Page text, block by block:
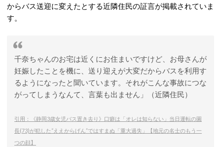
からバス送迎に変えたとする近隣住民の証言が掲載されていま
す。
千奈ちゃんのお宅は近くにお住まいですけど、お母さんが
妊娠したことを機に、送り迎えが大変だからバスを利用す
るようになったと聞いています。それがこんな事故につな
がってしまうなんて、言葉も出ません」（近隣住民）
引用：《静岡3歳女児バス置き去り》口癖は「オレは知らない」当日運転の園
長(73)が犯した“ええからげん”ではすまぬ「重大過失」【地元の名士のもう一
つの顔】